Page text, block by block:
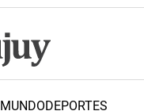
MUNDODEPORTES